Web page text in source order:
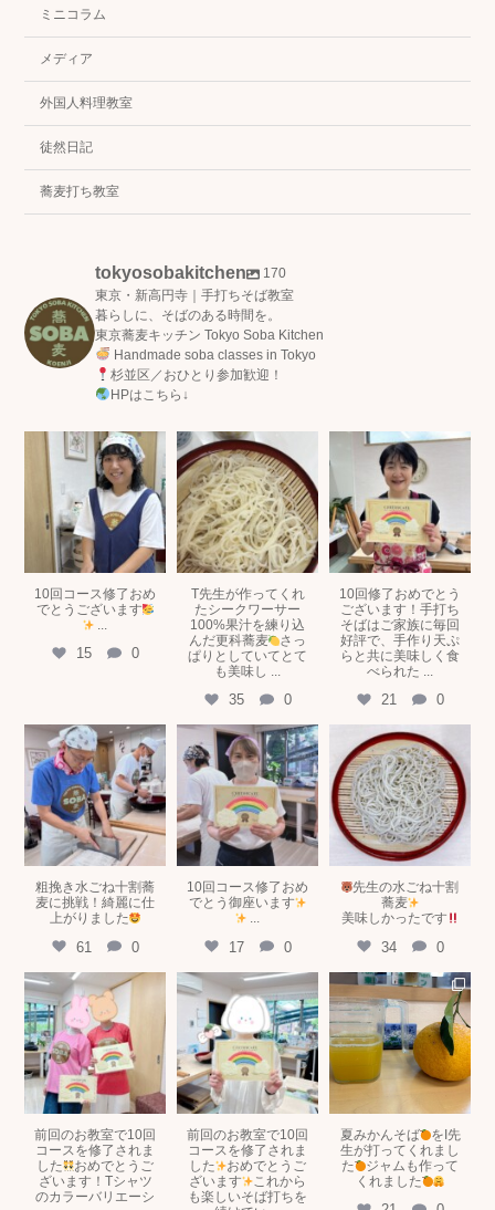
ミニコラム
メディア
外国人料理教室
徒然日記
蕎麦打ち教室
tokyosobakitchen
170
東京・新高円寺｜手打ちそば教室
暮らしに、そばのある時間を。
東京蕎麦キッチン Tokyo Soba Kitchen
Handmade soba classes in Tokyo
杉並区／おひとり参加歓迎！
HPはこちら↓
tokyosobakitchen
7月 15
10回コース修了おめ
でとうございます
...
15 0
tokyosobakitchen
7月 5
T先生が作ってくれ
たシークワーサー
100%果汁を練り込
んだ更科蕎麦
さっ
ぱりとしていてとて
も美味し ...
35 0
tokyosobakitchen
6月 29
10回修了おめでとう
ございます！手打ち
そばはご家族に毎回
好評で、手作り天ぷ
らと共に美味しく食
べられた ...
21 0
tokyosobakitchen
6月 11
粗挽き水ごね十割蕎
麦に挑戦！綺麗に仕
上がりました
61 0
tokyosobakitchen
5月 19
10回コース修了おめ
でとう御座います
...
17 0
tokyosobakitchen
5月 16
先生の水ごね十割
蕎麦
美味しかったです
34 0
tokyosobakitchen
5月 8
前回のお教室で10回
コースを修了されま
した
おめでとうご
ざいます！Tシャツ
のカラーバリエーシ
tokyosobakitchen
5月 8
前回のお教室で10回
コースを修了されま
した
おめでとうご
ざいます
これから
も楽しいそば打ちを
tokyosobakitchen
5月 2
夏みかんそば
をI先
生が打ってくれまし
た
ジャムも作って
くれました